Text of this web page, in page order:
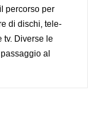
percorso per
di dischi, tele-
Diverse le
al